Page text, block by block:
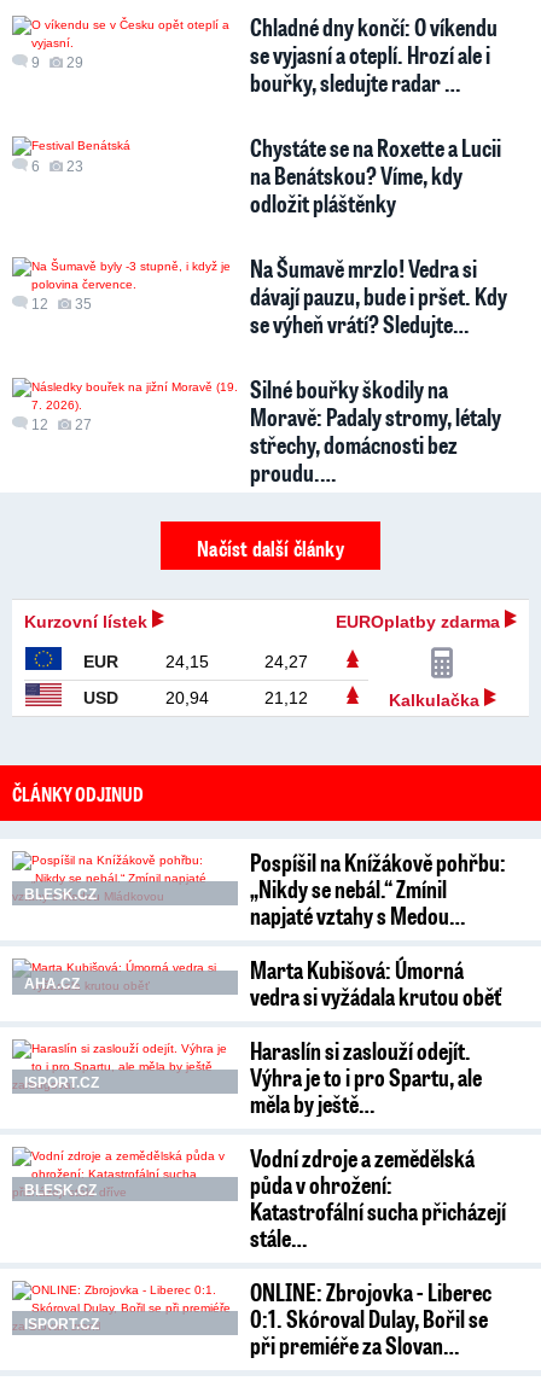
9 29
Chladné dny končí: O víkendu
se vyjasní a oteplí. Hrozí ale i
bouřky, sledujte radar …
6 23
Chystáte se na Roxette a Lucii
na Benátskou? Víme, kdy
odložit pláštěnky
12 35
Na Šumavě mrzlo! Vedra si
dávají pauzu, bude i pršet. Kdy
se výheň vrátí? Sledujte…
12 27
Silné bouřky škodily na
Moravě: Padaly stromy, létaly
střechy, domácnosti bez
proudu.…
Načíst další články
Kurzovní lístek EUROplatby zdarma
EUR 24,15
24,27
USD
20,94 21,12 Kalkulačka
ČLÁNKY ODJINUD
BLESK.CZ
Pospíšil na Knížákově pohřbu:
„Nikdy se nebál.“ Zmínil
napjaté vztahy s Medou…
AHA.CZ
Marta Kubišová: Úmorná
vedra si vyžádala krutou oběť
ISPORT.CZ
Haraslín si zaslouží odejít.
Výhra je to i pro Spartu, ale
měla by ještě…
BLESK.CZ
Vodní zdroje a zemědělská
půda v ohrožení:
Katastrofální sucha přicházejí
stále…
ISPORT.CZ
ONLINE: Zbrojovka - Liberec
0:1. Skóroval Dulay, Bořil se
při premiéře za Slovan…